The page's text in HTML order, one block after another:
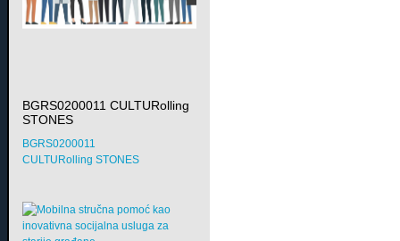
BGRS0200011 CULTURolling
STONES
BGRS0200011
CULTURolling STONES